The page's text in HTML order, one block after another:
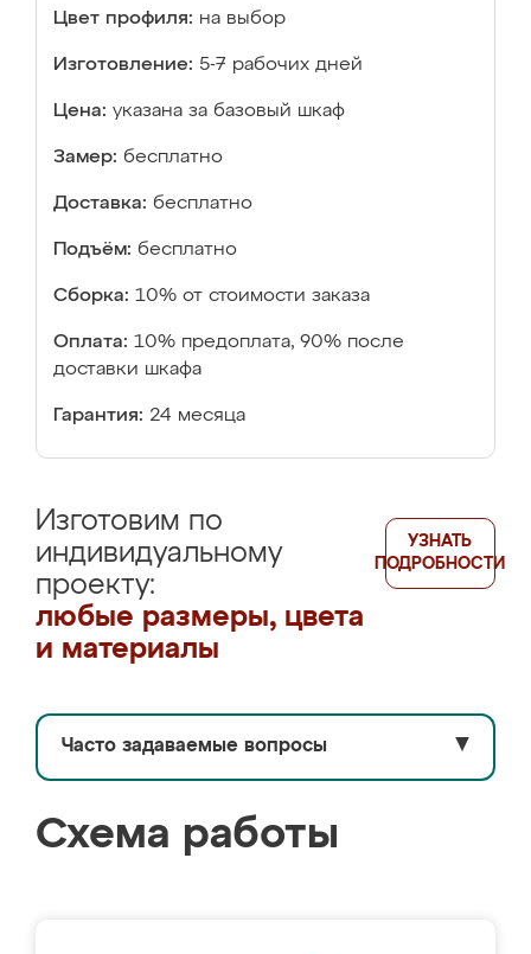
Цвет профиля: на выбор
Изготовление: 5-7 рабочих дней
Цена: указана за базовый шкаф
Замер: бесплатно
Доставка: бесплатно
Подъём: бесплатно
Сборка: 10% от стоимости заказа
Оплата: 10% предоплата, 90% после
доставки шкафа
Гарантия: 24 месяца
Изготовим по
индивидуальному
проекту:
любые размеры, цвета
и материалы
УЗНАТЬ
ПОДРОБНОСТИ
Часто задаваемые вопросы ▼
Схема работы